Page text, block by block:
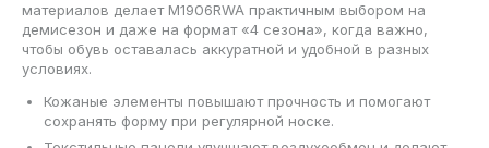
материалов делает M1906RWA практичным выбором на
демисезон и даже на формат «4 сезона», когда важно,
чтобы обувь оставалась аккуратной и удобной в разных
условиях.
Кожаные элементы повышают прочность и помогают
сохранять форму при регулярной носке.